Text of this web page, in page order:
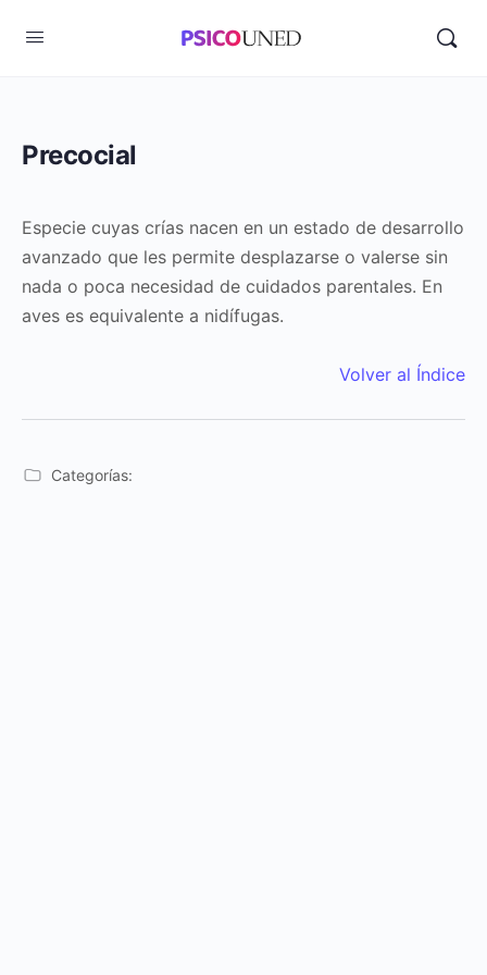
Precocial
Especie cuyas crías nacen en un estado de desarrollo
avanzado que les permite desplazarse o valerse sin
nada o poca necesidad de cuidados parentales. En
aves es equivalente a nidífugas.
Volver al Índice
Categorías: